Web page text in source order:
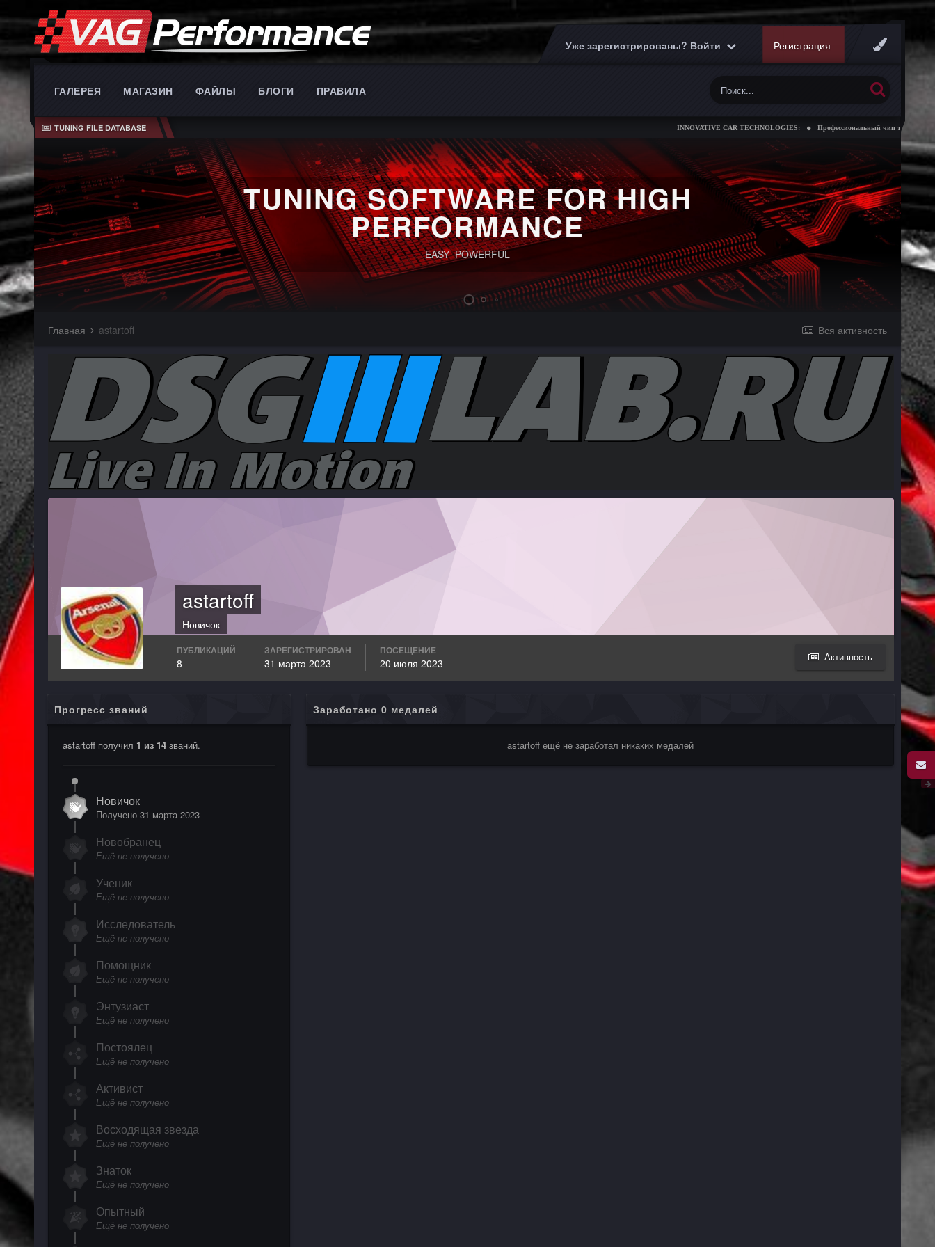
Уже зарегистрированы? Войти Регистрация
ГАЛЕРЕЯ МАГАЗИН ФАЙЛЫ БЛОГИ ПРАВИЛА
TUNING FILE DATABASE INNOVATIVE CAR TECHNOLOGIES: Профессиональный чип тюнинг коробок
TUNING SOFTWARE FOR HIGH
PERFORMANCE
EASY POWERFUL
Вся активность
Главная astartoff
astartoff
Новичок
Активность
ПУБЛИКАЦИЙ
8
ЗАРЕГИСТРИРОВАН
31 марта 2023
ПОСЕЩЕНИЕ
20 июля 2023
Прогресс званий
astartoff получил 1 из 14званий.
Новичок
Получено 31 марта 2023
Новобранец
Ещё не получено
Ученик
Ещё не получено
Исследователь
Ещё не получено
Помощник
Ещё не получено
Энтузиаст
Ещё не получено
Постоялец
Ещё не получено
Активист
Ещё не получено
Восходящая звезда
Ещё не получено
Знаток
Ещё не получено
Опытный
Ещё не получено
Заработано 0 медалей
astartoff ещё не заработал никаких медалей